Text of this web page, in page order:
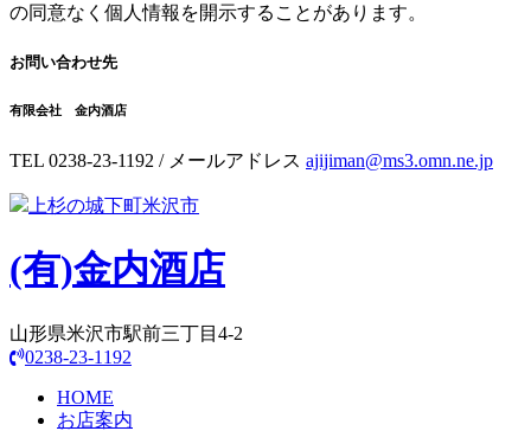
の同意なく個人情報を開示することがあります。
お問い合わせ先
有限会社 金内酒店
TEL 0238-23-1192 / メールアドレス ajijiman@ms3.omn.ne.jp
上杉の城下町米沢市
(有)金内酒店
山形県米沢市駅前三丁目4-2
0238-23-1192
HOME
お店案内